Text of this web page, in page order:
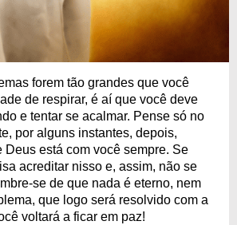
forem tão grandes que você
de respirar, é aí que você deve
e tentar se acalmar. Pense só no
por alguns instantes, depois,
Deus está com você sempre. Se
acreditar nisso e, assim, não se
se de que nada é eterno, nem
que logo será resolvido com a
voltará a ficar em paz!